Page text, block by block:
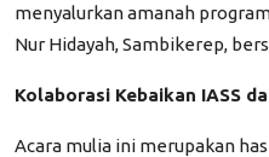
menyalurkan amanah
Nur Hidayah, Sambikerep,
​Kolaborasi Kebaikan IASS
​Acara mulia ini merupakan